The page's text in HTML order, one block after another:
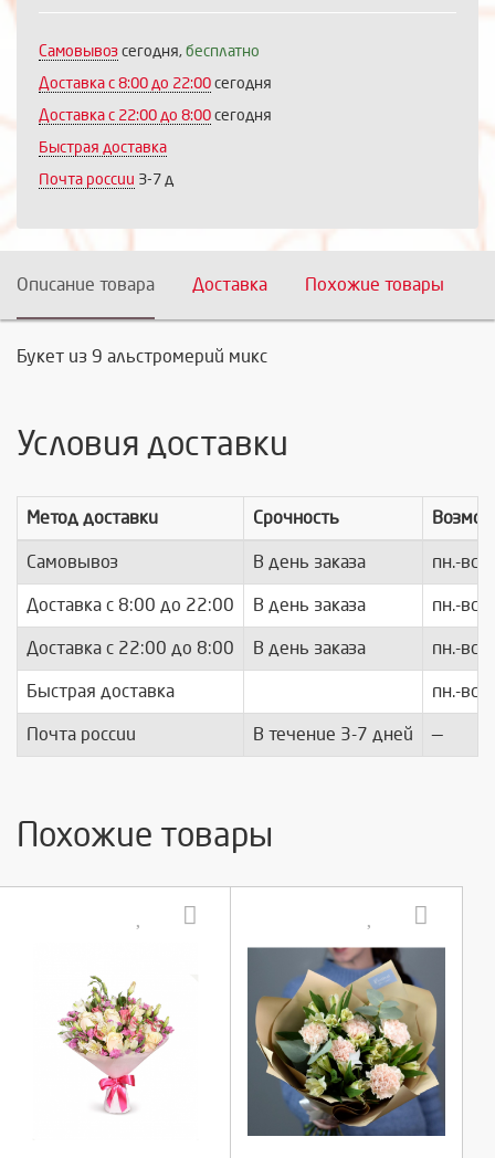
Продолжить Отмена
Самовывоз сегодня, бесплатно
Доставка c 8:00 до 22:00 сегодня
Доставка с 22:00 до 8:00 сегодня
Быстрая доставка
Почта россии 3-7 д
Описание товара Доставка Похожие товары
Букет из 9 альстромерий микс
Условия доставки
Метод доставки Срочность
Самовывоз В день заказа пн.-вс.
Доставка c 8:00 до 22:00 В день заказа пн.-вс.
Доставка с 22:00 до 8:00 В день заказа пн.-вс.
Быстрая доставка пн.-вс.
Почта россии В течение 3-7 дней —
Похожие товары
Выберите количество: Выберите количество: